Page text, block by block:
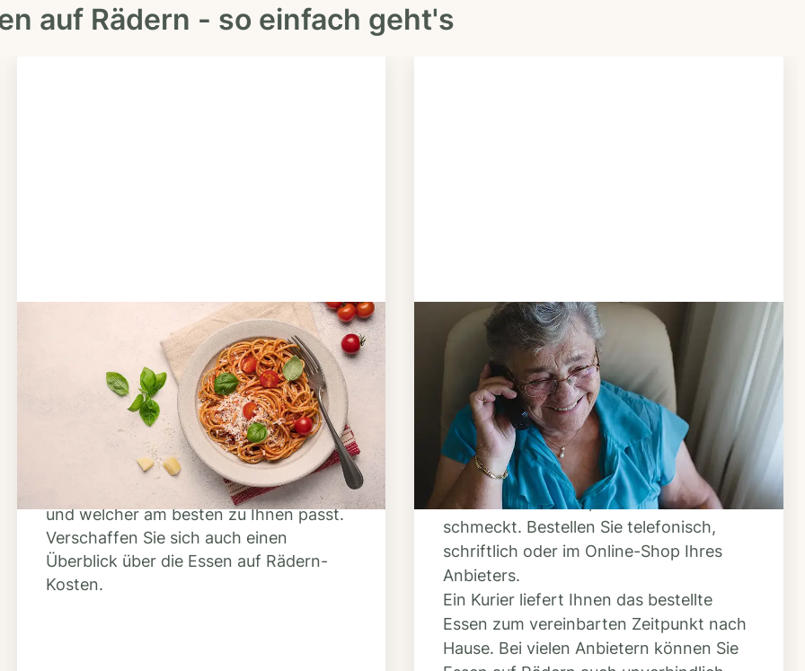
auf Rädern - so einfach geht's
Schritt 2
Anbieter finden
Nutzen Sie unsere große Mahlzeiten-
Dienst-Suche, um herauszufinden,
welche Anbieter es in Ihrer Region gibt
und welcher am besten zu Ihnen passt.
Verschaffen Sie sich auch einen
Überblick über die Essen auf Rädern-
Kosten.
Schritt 3
Bestellen & liefern
lassen
Suchen Sie sich aus dem Speiseplan
Ihres Anbieters aus, was Ihnen
schmeckt. Bestellen Sie telefonisch,
schriftlich oder im Online-Shop Ihres
Anbieters.
Ein Kurier liefert Ihnen das bestellte
Essen zum vereinbarten Zeitpunkt nach
Hause. Bei vielen Anbietern können Sie